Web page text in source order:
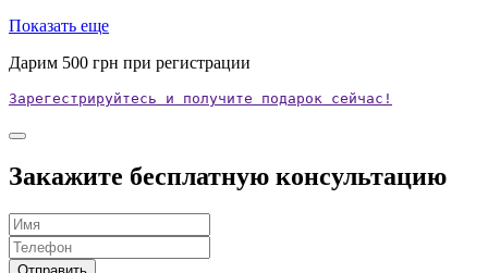
Показать еще
Дарим 500 грн при регистрации
Зарегестрируйтесь и получите подарок сейчас!
Закажите бесплатную консультацию